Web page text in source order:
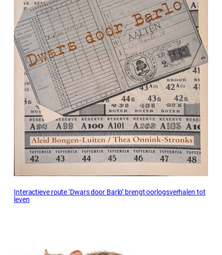
Interactieve route ‘Dwars door Barlo’ brengt oorlogsverhalen tot
leven